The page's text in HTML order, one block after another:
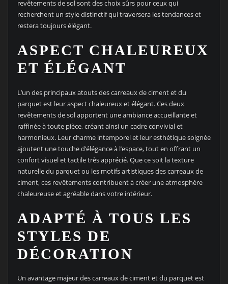
revêtements de sol sont des choix sûrs pour ceux qui
recherchent un style distinctif qui traversera les tendances et
restera toujours élégant.
ASPECT CHALEUREUX
ET ÉLÉGANT
L’un des principaux atouts des carreaux de ciment et du
parquet est leur aspect chaleureux et élégant. Ces deux
revêtements de sol apportent une ambiance accueillante et
raffinée à toute pièce, créant ainsi un cadre convivial et
harmonieux. Leur charme intemporel et leur esthétique soignée
ajoutent une touche d’élégance à l’espace, tout en offrant un
confort visuel et tactile très apprécié. Que ce soit la texture
naturelle du parquet ou les motifs artistiques des carreaux de
ciment, ces revêtements contribuent à créer une atmosphère
chaleureuse et agréable dans votre intérieur.
ADAPTÉ À TOUS LES
STYLES DE
DÉCORATION
Un avantage majeur des carreaux de ciment et du parquet est